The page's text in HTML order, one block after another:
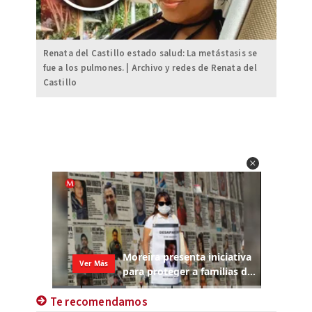
Renata del Castillo estado salud: La metástasis se
fue a los pulmones. | Archivo y redes de Renata del
Castillo
Te recomendamos